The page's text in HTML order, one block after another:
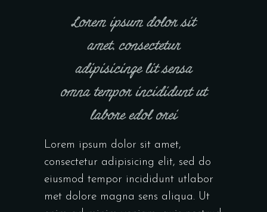
Lorem ipsum dolor sit
amet, consectetur
adipisicinge lit sensa
omna tempor incididunt ut
labore edol orei
Lorem ipsum dolor sit amet,
consectetur adipisicing elit, sed do
eiusmod tempor incididunt utlabor
met dolore magna sens aliqua. Ut